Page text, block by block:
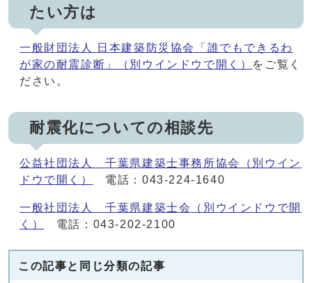
たい方は
一般財団法人 日本建築防災協会「誰でもできるわ
が家の耐震診断」
（別ウインドウで開く） をご覧く
ださい。
耐震化についての相談先
公益社団法人 千葉県建築士事務所協会
（別ウイン
ドウで開く）
電話：043-224-1640
一般社団法人 千葉県建築士会
（別ウインドウで開
く）
電話：043-202-2100
この記事と同じ分類の記事